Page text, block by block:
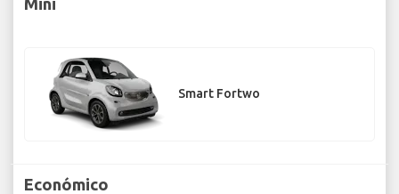
Smart Fortwo
Económico